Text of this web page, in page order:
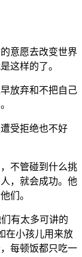
意愿去改变世界
这样的了。
放弃和不把自己
受拒绝也不好
不管碰到什么挑
，就会成功。他
们。
有太多可讲的
在小孩儿用来放
每顿饭都只吃一